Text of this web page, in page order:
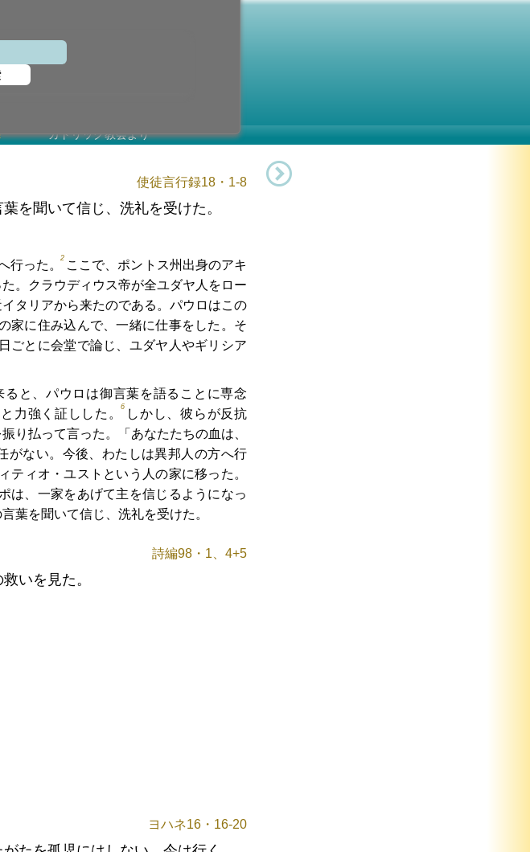
カトリック教会より
使徒言行録18・1-8
を聞いて信じ、洗礼を受けた。
行った。
2
ここで、ポントス州出身のアキ
。クラウディウス帝が全ユダヤ人をロー
タリアから来たのである。パウロはこの
家に住み込んで、一緒に仕事をした。そ
ごとに会堂で論じ、ユダヤ人やギリシア
と、パウロは御言葉を語ることに専念
力強く証しした。
6
しかし、彼らが反抗
り払って言った。「あなたたちの血は、
がない。今後、わたしは異邦人の方へ行
ティオ・ユストという人の家に移った。
は、一家をあげて主を信じるようになっ
葉を聞いて信じ、洗礼を受けた。
詩編98・1、4+5
いを見た。
ヨハネ16・16-20